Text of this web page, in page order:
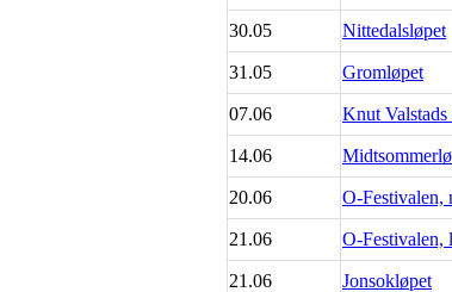
30.05 Nittedalsløpet
31.05 Gromløpet
07.06 Knut
14.06
20.06 O-Festivalen,
21.06 O-Festivalen,
21.06 Jonsokløpet